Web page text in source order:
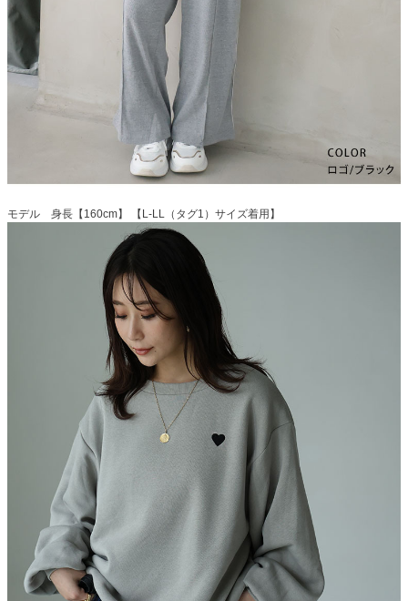
モデル 身長【160cm】 【L-LL（タグ1）サイズ着用】